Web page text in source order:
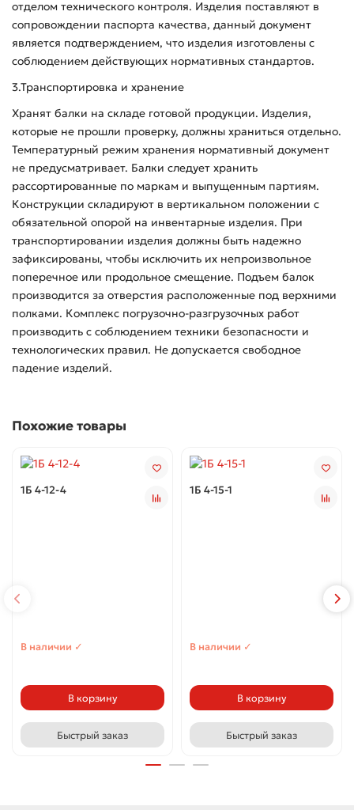
отделом технического контроля. Изделия поставляют в
сопровождении паспорта качества, данный документ
является подтверждением, что изделия изготовлены с
соблюдением действующих нормативных стандартов.
3.Транспортировка и хранение
Хранят балки на складе готовой продукции. Изделия,
которые не прошли проверку, должны храниться отдельно.
Температурный режим хранения нормативный документ
не предусматривает. Балки следует хранить
рассортированные по маркам и выпущенным партиям.
Конструкции складируют в вертикальном положении с
обязательной опорой на инвентарные изделия. При
транспортировании изделия должны быть надежно
зафиксированы, чтобы исключить их непроизвольное
поперечное или продольное смещение. Подъем балок
производится за отверстия расположенные под верхними
полками. Комплекс погрузочно-разгрузочных работ
производить с соблюдением техники безопасности и
технологических правил. Не допускается свободное
падение изделий.
Похожие товары
1Б 4-12-4
В наличии ✓
В корзину
Быстрый заказ
1Б 4-15-1
В наличии ✓
В корзину
Быстрый заказ